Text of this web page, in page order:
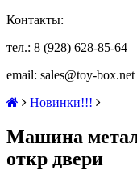
Контакты:
тел.: 8 (928) 628-85-64
email: sales@toy-box.net
Новинки!!!
Машина
откр двери